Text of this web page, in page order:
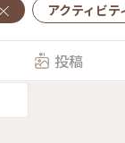
アクティビテ
投稿